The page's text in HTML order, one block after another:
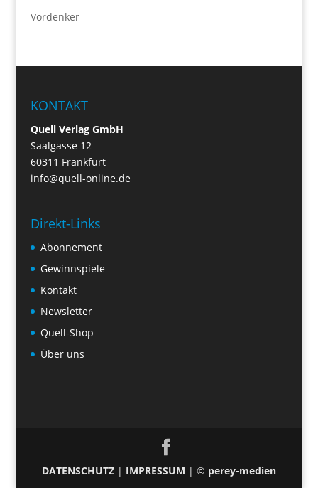
Vordenker
KONTAKT
Quell Verlag GmbH
Saalgasse 12
60311 Frankfurt
info@quell-online.de
Direkt-Links
Abonnement
Gewinnspiele
Kontakt
Newsletter
Quell-Shop
Über uns
DATENSCHUTZ| IMPRESSUM | © perey-medien